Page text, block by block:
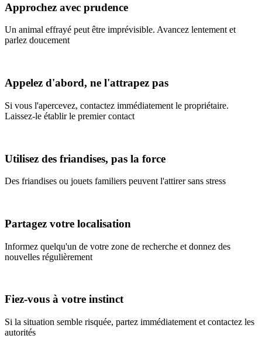
Approchez avec prudence
Un animal effrayé peut être imprévisible. Avancez lentement et
parlez doucement
Appelez d'abord, ne l'attrapez pas
Si vous l'apercevez, contactez immédiatement le propriétaire.
Laissez-le établir le premier contact
Utilisez des friandises, pas la force
Des friandises ou jouets familiers peuvent l'attirer sans stress
Partagez votre localisation
Informez quelqu'un de votre zone de recherche et donnez des
nouvelles régulièrement
Fiez-vous à votre instinct
Si la situation semble risquée, partez immédiatement et contactez les
autorités